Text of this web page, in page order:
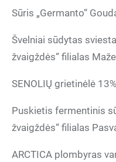
Sūris „Germanto“
Švelniai sūdytas
žvaigždės“ filialas
SENOLIŲ grietinėlė
Puskietis fermentinis
žvaigždės“ filialas
ARCTICA plombyras